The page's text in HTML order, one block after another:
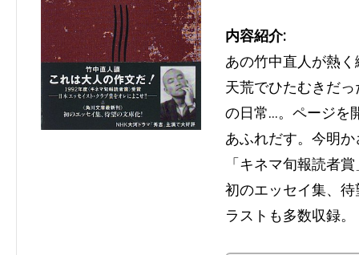
内容紹介:
あの竹中直人が熱
天荒でひたむきだ
の日常…。ページを
あふれだす。今明
「キネマ旬報読者
初のエッセイ集、
ラストも多数収録。